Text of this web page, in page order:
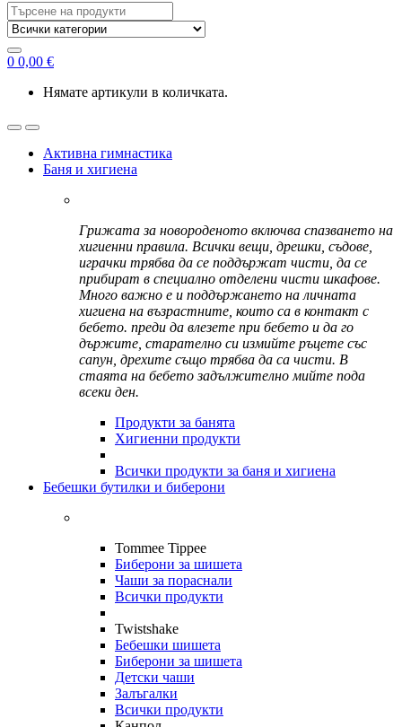
Search
for:
0 0,00 €
Нямате артикули в количката.
Активна гимнастика
Баня и хигиена
Грижата за новороденото включва спазването на
хигиенни правила. Всички вещи, дрешки, съдове,
играчки трябва да се поддържат чисти, да се
прибират в специално отделени чисти шкафове.
Много важно е и поддържането на личната
хигиена на възрастните, които са в контакт с
бебето. преди да влезете при бебето и да го
държите, старателно си измийте ръцете със
сапун, дрехите също трябва да са чисти. В
стаята на бебето задължително мийте пода
всеки ден.
Продукти за банята
Хигиенни продукти
Всички продукти за баня и хигиена
Бебешки бутилки и биберони
Tommee Tippee
Биберони за шишета
Чаши за пораснали
Всички продукти
Twistshake
Бебешки шишета
Биберони за шишета
Детски чаши
Залъгалки
Всички продукти